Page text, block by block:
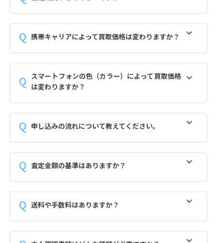
携帯キャリアによって買取価格は変わりますか？
スマートフォンの色（カラー）によって買取価格
は変わりますか？
申し込みの流れについて教えてください。
査定金額の基準はありますか？
送料や手数料はありますか？